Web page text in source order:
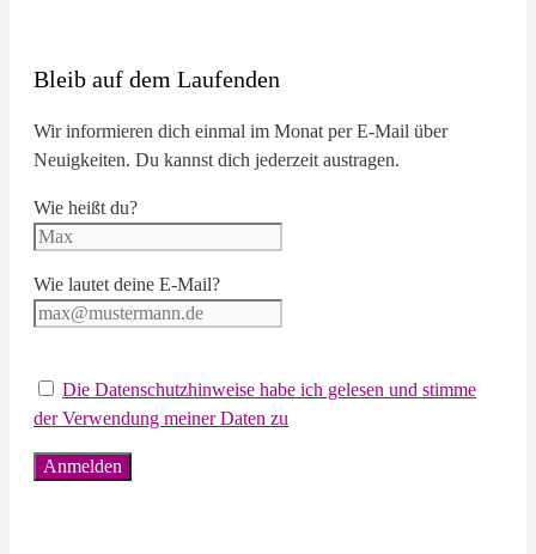
Bleib auf dem Laufenden
Wir informieren dich einmal im Monat per E-Mail über
Neuigkeiten. Du kannst dich jederzeit austragen.
Wie heißt du?
Wie lautet deine E-Mail?
Die Datenschutzhinweise habe ich gelesen und stimme
der Verwendung meiner Daten zu